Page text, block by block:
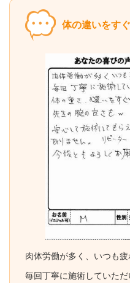
体の違いをす
肉体労働が多く、いつも疲
毎回丁寧に施術していた